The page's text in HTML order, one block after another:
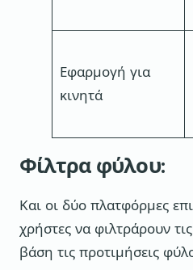
Εφαρμογή για
κινητά
Φίλτρα φύλου:
Και οι δύο πλατφόρμες
χρήστες να φιλτράρουν
βάση τις προτιμήσεις